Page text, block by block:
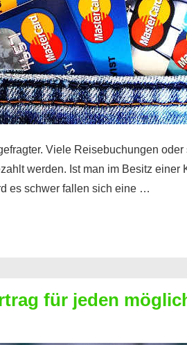
Viele Reisebuchungen
werden. Ist man im Besitz einer
es schwer fallen sich eine …
für jeden